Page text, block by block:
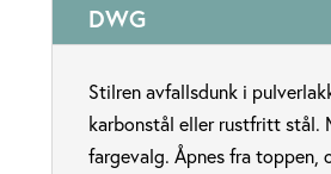
DWG
Stilren avfallsdunk i
karbonstål eller rustfritt stål.
fargevalg. Åpnes fra toppen,